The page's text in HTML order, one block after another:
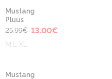
-50%
Mustang
Pluus
25.99€ 13.00€
M L XL
Mustang